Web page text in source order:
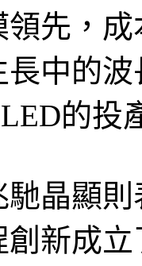
先，
中的
的投
晶顯
新成